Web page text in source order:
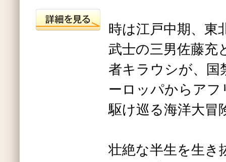
時は江戸中期、東
武士の三男佐藤充
者キラウシが、国
ーロッパからア
駆け巡る海洋大冒
壮絶な半生を生き